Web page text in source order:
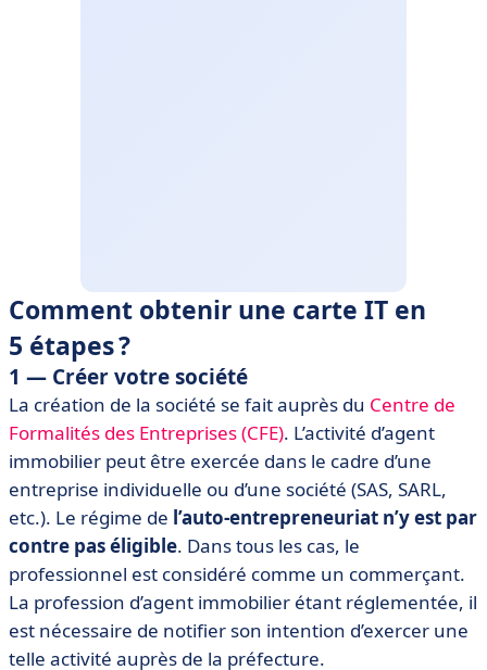
Comment obtenir une carte IT en
5 étapes ?
1 — Créer votre société
La création de la société se fait auprès du Centre de
Formalités des Entreprises (CFE). L’activité d’agent
immobilier peut être exercée dans le cadre d’une
entreprise individuelle ou d’une société (SAS, SARL,
etc.). Le régime de l’auto-entrepreneuriat n’y est par
contre pas éligible. Dans tous les cas, le
professionnel est considéré comme un commerçant.
La profession d’agent immobilier étant réglementée, il
est nécessaire de notifier son intention d’exercer une
telle activité auprès de la préfecture.